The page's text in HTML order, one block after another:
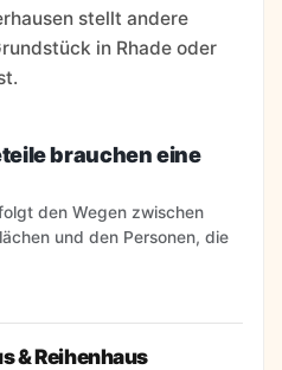
stellt andere
in Rhade oder
brauchen eine
den Wegen zwischen
und den Personen, die
& Reihenhaus